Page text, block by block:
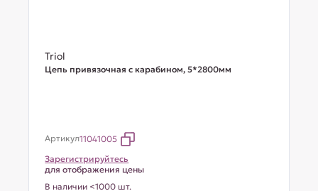
Triol
Цепь привязочная с карабином, 5*2800мм
Артикул11041005
Зарегистрируйтесь
для отображения цены
В наличии <1000 шт.